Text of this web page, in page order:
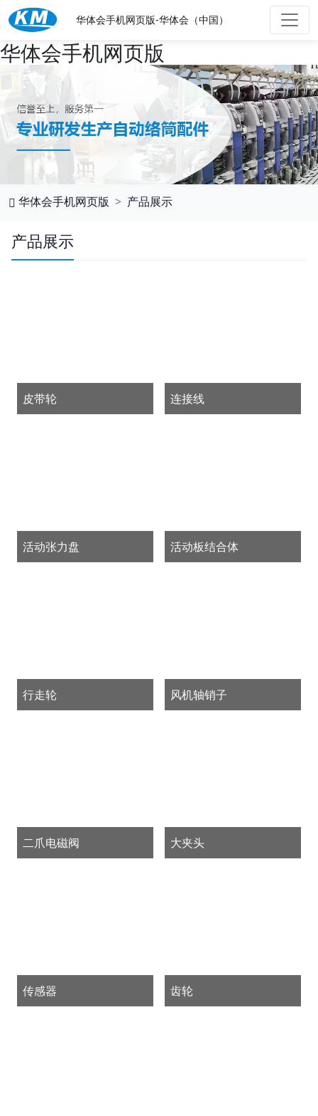
华体会手机网页版
华体会手机网页版-华体会（中国）
华体会手机网页版 产品展示
产品展示
皮带轮 连接线
活动张力盘 活动板结合体
行走轮 风机轴销子
二爪电磁阀 大夹头
传感器 齿轮